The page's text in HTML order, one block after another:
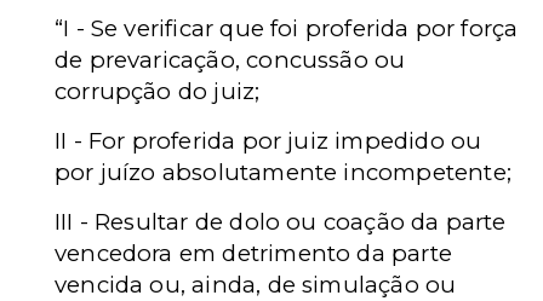
“I - Se verificar que foi proferida por força
de prevaricação, concussão ou
corrupção do juiz;
II - For proferida por juiz impedido ou
por juízo absolutamente incompetente;
III - Resultar de dolo ou coação da parte
vencedora em detrimento da parte
vencida ou, ainda, de simulação ou